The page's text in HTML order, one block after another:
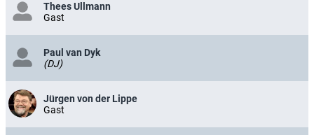
Thees Ullmann
Gast
Paul van Dyk
(DJ)
Jürgen von der Lippe
Gast